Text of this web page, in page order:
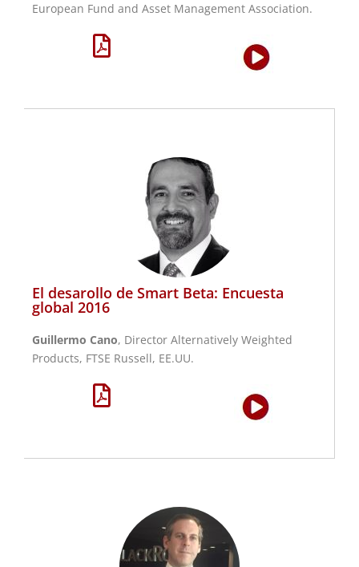
European Fund and Asset Management Association.
El desarollo de Smart Beta: Encuesta
global 2016
Guillermo Cano, Director Alternatively Weighted
Products, FTSE Russell, EE.UU.